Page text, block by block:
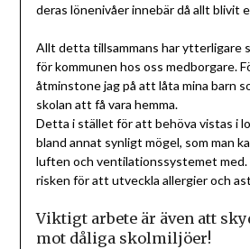
deras lönenivåer innebär då allt blivit
Allt detta tillsammans har ytterligare
för kommunen hos oss medborgare.
åtminstone jag på att låta mina barn
skolan att få vara hemma.
Detta i stället för att behöva vistas i
bland annat synligt mögel, som man
luften och ventilationssystemet med.
risken för att utveckla allergier och
Viktigt arbete är även att
mot dåliga skolmiljöer!